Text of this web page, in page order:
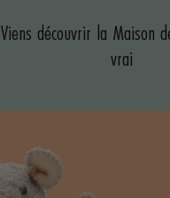
Viens découvrir la Maison
vrai